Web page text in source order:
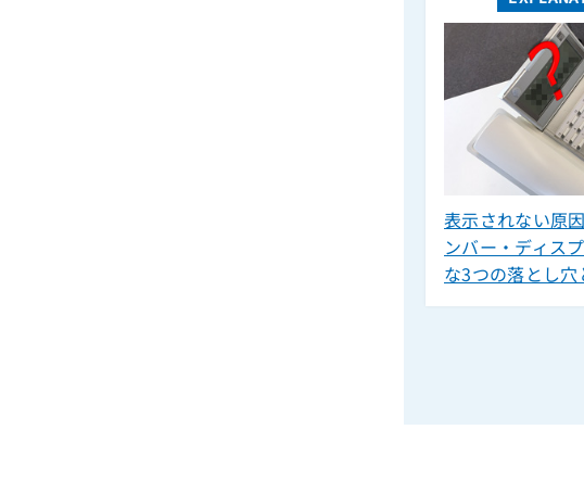
表示されない原
ンバー・ディス
な3つの落とし